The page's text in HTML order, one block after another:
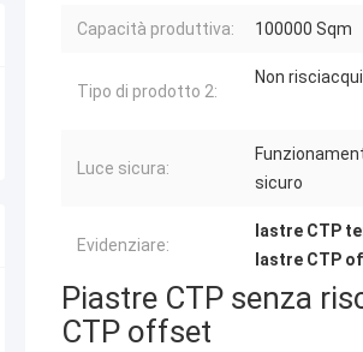
Capacità produttiva: 100000 Sqm
Tipo di prodotto 2:
Non
Luce sicura:
sicuro
Evidenziare:
lastre CTP
lastre CTP
Piastre CTP senza
CTP offset